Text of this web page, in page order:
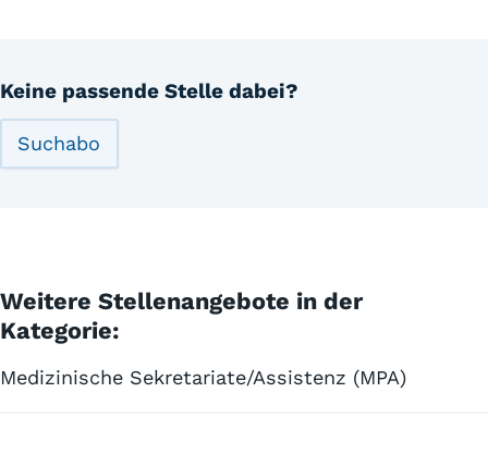
Keine passende Stelle dabei?
Suchabo
Weitere Stellenangebote in der
Kategorie:
Medizinische Sekretariate/Assistenz (MPA)